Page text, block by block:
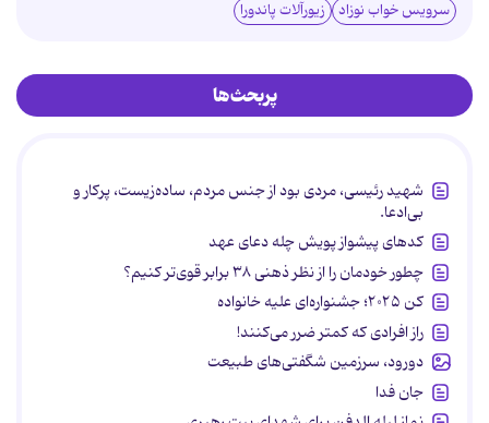
سرویس خواب نوزاد زیورآلات پاندورا
پربحث‌ها
شهید رئیسی، مردی بود از جنس مردم، ساده‌زیست، پرکار و
بی‌ادعا.
کدهای پیشواز پویش چله دعای عهد
چطور خودمان را از نظر ذهنی ۳۸ برابر قوی‌تر کنیم؟
کن ۲۰۲۵؛ جشنواره‌ای علیه خانواده
راز افرادی که کمتر ضرر می‌کنند!
دورود، سرزمین شگفتی‌های طبیعت
جان فدا